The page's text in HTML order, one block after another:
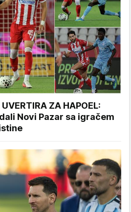
ZA HAPOEL:
Novi Pazar sa igračem